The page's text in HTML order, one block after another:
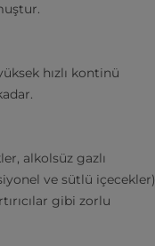
hızlı kontinü
alkolsüz gazlı
ve sütlü içecekler)
gibi zorlu